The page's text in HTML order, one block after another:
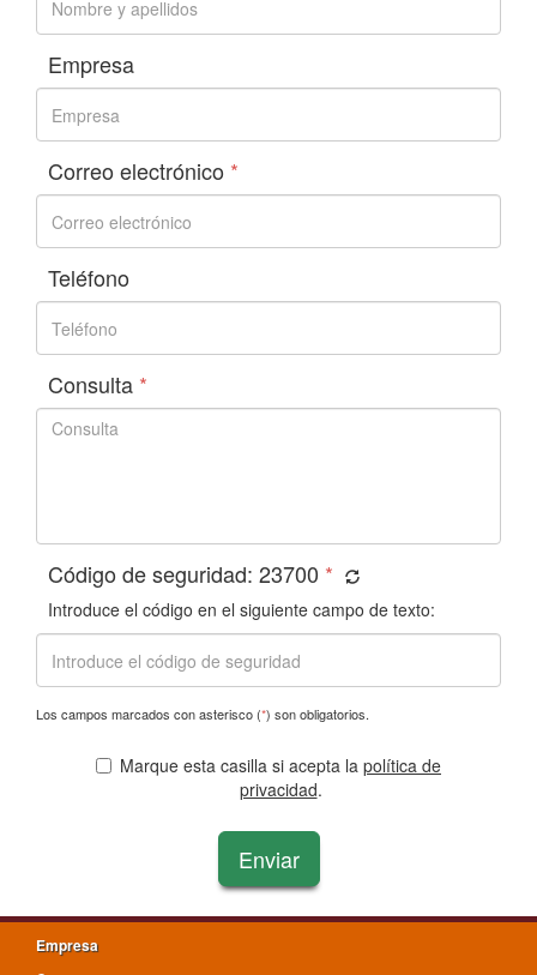
Empresa
Correo electrónico *
Teléfono
Consulta *
Código de seguridad: 23700 *
Introduce el código en el siguiente campo de texto:
Los campos marcados con asterisco (*) son obligatorios.
Marque esta casilla si acepta la política de
privacidad.
Enviar
Empresa